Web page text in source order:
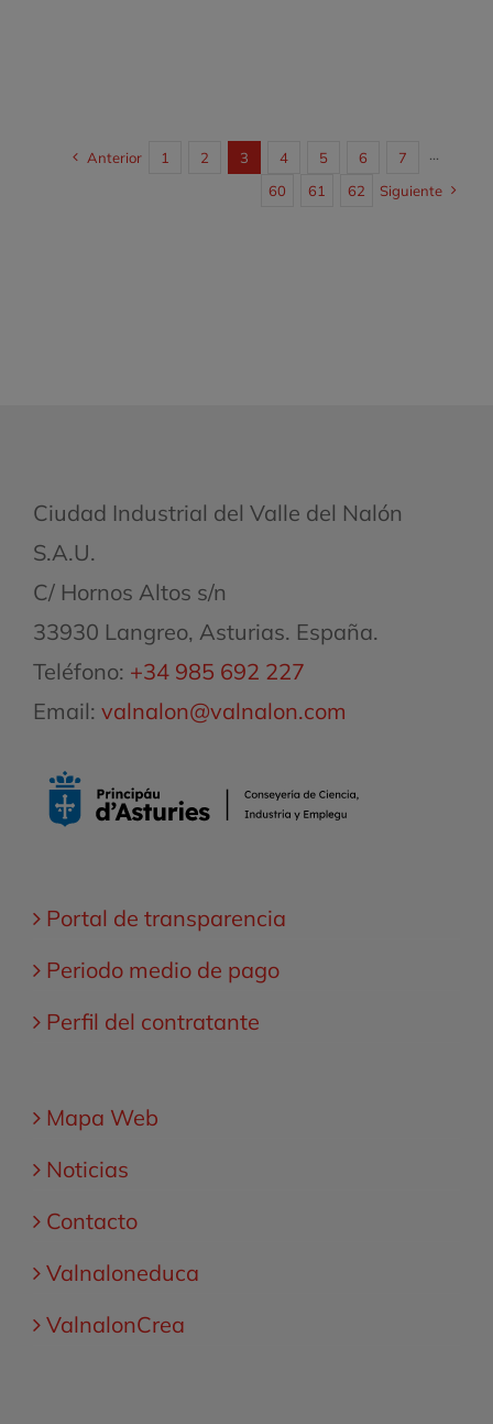
Anterior 1 2 3 4 5 6 7
···
60
61 62 Siguiente
Ciudad Industrial del Valle del Nalón
S.A.U.
C/ Hornos Altos s/n
33930 Langreo, Asturias. España.
Teléfono: +34 985 692 227
Email: valnalon@valnalon.com
Portal de transparencia
Periodo medio de pago
Perfil del contratante
Mapa Web
Noticias
Contacto
Valnaloneduca
ValnalonCrea